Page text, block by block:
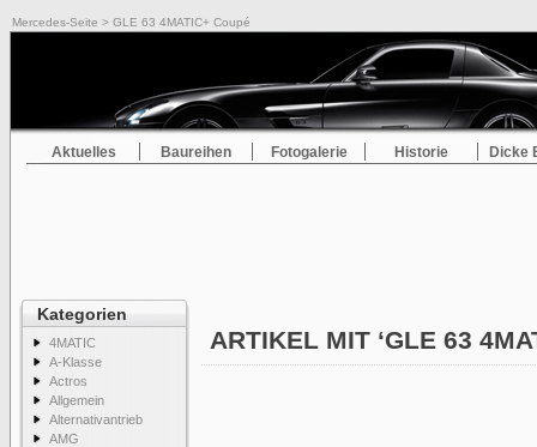
Mercedes-Seite > GLE 63 4MATIC+ Coupé
Aktuelles Baureihen Fotogalerie Historie Dicke
Kategorien
4MATIC
A-Klasse
Actros
Allgemein
Alternativantrieb
AMG
ARTIKEL MIT ‘GLE 63